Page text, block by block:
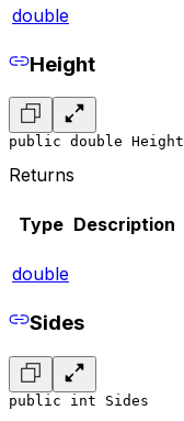
double
Height
public double Height
Returns
Type Description
double
Sides
public int Sides